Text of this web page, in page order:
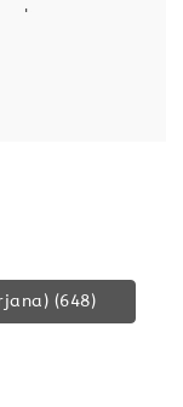
(648)